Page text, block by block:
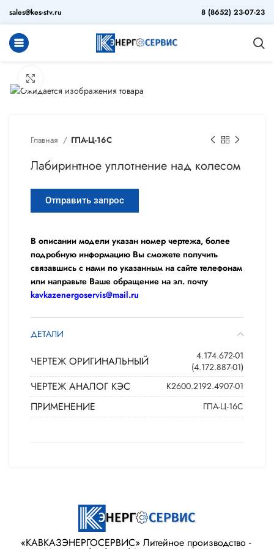
sales@kes-stv.ru 8 (8652) 23-07-23
Главная ГПА-Ц-16С
Лабиринтное уплотнение над колесом
Отправить запрос
В описании модели указан номер чертежа, более
подробную информацию Вы сможете получить
связавшись с нами по указанным на сайте телефонам
или направьте Ваше обращение на эл. почту
kavkazenergoservis@mail.ru
ДЕТАЛИ
ЧЕРТЕЖ ОРИГИНАЛЬНЫЙ
4.174.672-01
(4.172.887-01)
ЧЕРТЕЖ АНАЛОГ КЭС К2600.2192.4907-01
ПРИМЕНЕНИЕ ГПА-Ц-16С
«КАВКАЗЭНЕРГОСЕРВИС» ​Литейное производство - ​